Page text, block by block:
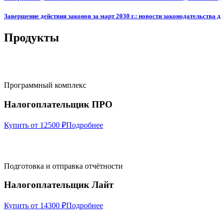
Завершение действия законов за март 2030 г.: новости законодательства
Продукты
Программный комплекс
Налогоплательщик ПРО
Купить от 12500 ₽Подробнее
Подготовка и отправка отчётности
Налогоплательщик Лайт
Купить от 14300 ₽Подробнее